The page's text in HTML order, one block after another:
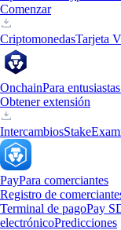
Comenzar
CriptomonedasTarjeta
OnchainPara
Obtener extensión
IntercambiosStake
PayPara comerciantes
Registro de
Terminal de pagoPay
electrónicoPredicciones